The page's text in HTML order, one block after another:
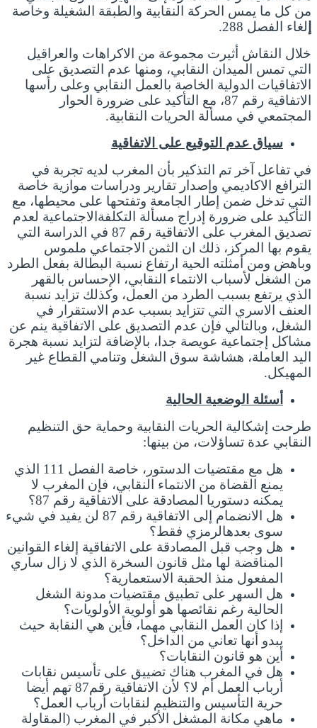
من كل ما يمس الحركة النقابية والطبقة الشغيلة وخاصة
لغاء الفصل 288.
خلال النقاش أثيرت مجموعة من الاكراهات والعراقيل
التي تمس الميدان النقابي، ومنها عدم التصديق على
الاتفاقيات الدولية الخاصة بالعمل النقابي وعلى رأسها
الاتفاقية رقم 87، مع التأكيد على ضرورة الحوار
المجتمعي في مسألة الحريات النقابية.
سياق عدم التوقيع على الاتفاقية
في تفاعل آخر تم التذكير بأن المغرب لديه تجربة في
الترافع الاكاديمي وإصدار تقارير ودراسات موازية خاصة
التي تدخل ضمن إطار الجامعة وتفتحها على محيطها، مع
التأكيد على ضرورة إدراج مسألة التكلفةالاجتماعية لعدم
تصديق المغرب على الاتفاقية رقم 87 في الدراسة التي
يقوم بها المركز، ذلك ان الثمن الاجتماعي ملموس
وباهض ومن أمثلته الحية ارتفاع نسبة البطالة بفعل الطرد
من الشغل لأسباب الانتماء النقابي، الإحساس بالقهر
الذي يرتفع بسبب الطرد من العمل، وكذلك تزايد نسبة
العنف الاسري التي تتزايد بسبب عدم الاستقرار في
الشغل، وبالتالي فإن عدم التصديق على الاتفاقية ينم عن
مشاكل إجتماعية عويصة جدا، بالإضافة لتزايد نسبة هجرة
اليد العاملة، هشاشة سوق الشغل وتنامي القطاع غير
المهيكل.
أسئلة الوضعية الحالية
طرحت إشكالية الحريات النقابية وحماية حق التنظيم
النقابي عدة تساؤلات، من بينها:
هل مع مقتضيات الدستور، خاصة الفصل 111 الذي
يمنع القضاة من الانتماء النقابي، فإن المغرب لا
يمكنه دستوريا المصادقة على الاتفاقية رقم 87؟
هل الانضمام إلى الاتفاقية رقم 87 لن يفيد في شيء
سوى بعدهالرمزي فقط؟
هل وجب قبل المصادقة على الاتفاقية إلغاء القوانين
المناقضة لها مثل قانون السخرة الذي لا زال ساري
المفعول منذ الحقبة الاستعمارية؟
هل السهر على تطبيق مقتضيات مدونة الشغل
الحالية رغم نقائصها هو أولوية الأولويات؟
إذا كان العمل النقابي مهما، فأين هي النقابة حيث
يبدو أنها تعاني من الداخل؟
أين هو قانون النقابات؟
هل في المغرب هناك تضييق على تأسيس نقابات
أرباب العمل أم لا؟ لأن الاتفاقية رقم87 تهم أيضا
حرية التأسيس والتنظيم لنقابات أرباب العمل؟
ماهي مكانة المشغل الأكبر في المغرب (المقاولة